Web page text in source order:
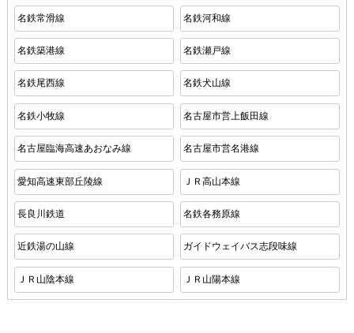
名鉄常滑線 名鉄河和線
名鉄築港線 名鉄瀬戸線
名鉄尾西線 名鉄犬山線
名鉄小牧線 名古屋市営上飯田線
名古屋臨海高速あおなみ線 名古屋市営名港線
愛知高速東部丘陵線 ＪＲ高山本線
長良川鉄道 名鉄各務原線
近鉄湯の山線 ガイドウェイバス志段味線
ＪＲ山陰本線 ＪＲ山陽本線